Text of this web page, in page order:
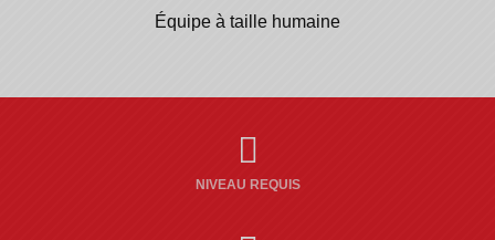
Équipe à taille humaine
NIVEAU REQUIS